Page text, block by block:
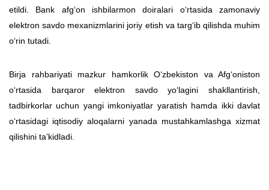
etildi. Bank afg‘on ishbilarmon doiralari o‘rtasida zamonaviy
elektron savdo mexanizmlarini joriy etish va targ‘ib qilishda muhim
o‘rin tutadi.
Birja rahbariyati mazkur hamkorlik O‘zbekiston va Afg‘oniston
o‘rtasida barqaror elektron savdo yo‘lagini shakllantirish,
tadbirkorlar uchun yangi imkoniyatlar yaratish hamda ikki davlat
o‘rtasidagi iqtisodiy aloqalarni yanada mustahkamlashga xizmat
qilishini taʼkidladi.